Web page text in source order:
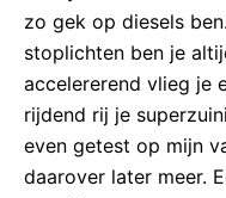
zo gek op diesels
stoplichten ben je
accelererend vlieg je
rijdend rij je
even getest op mijn
daarover later meer.